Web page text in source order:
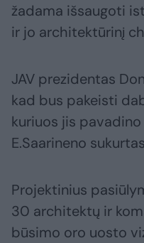
žadama išsaugoti
ir jo architektūrinį
JAV prezidentas
kad bus pakeisti
kuriuos jis
E.Saarineno
Projektinius
30 architektų ir
būsimo oro uosto